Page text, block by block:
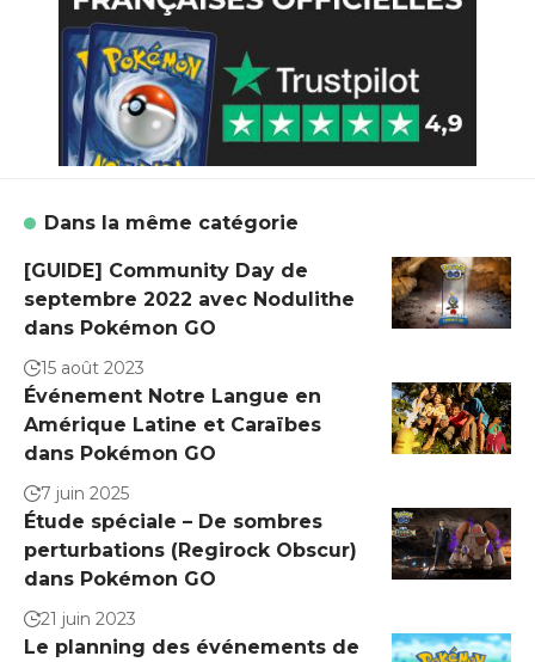
Dans la même catégorie
[GUIDE] Community Day de
septembre 2022 avec Nodulithe
dans Pokémon GO
15 août 2023
Événement Notre Langue en
Amérique Latine et Caraïbes
dans Pokémon GO
7 juin 2025
Étude spéciale – De sombres
perturbations (Regirock Obscur)
dans Pokémon GO
21 juin 2023
Le planning des événements de